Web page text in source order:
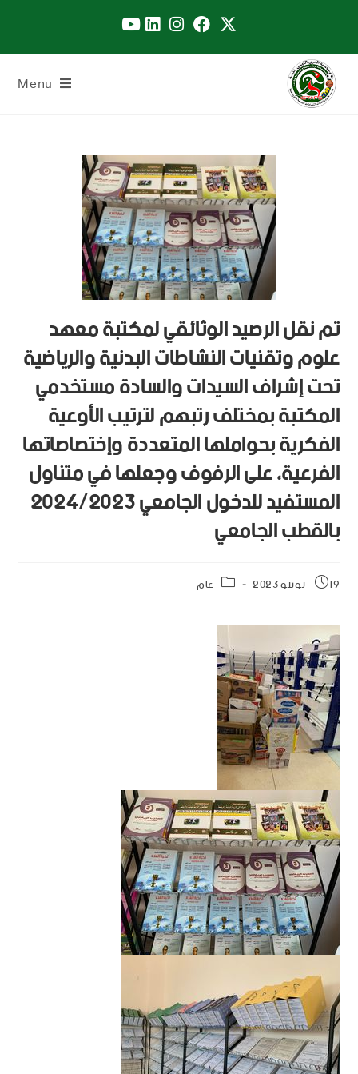
Menu
تم نقل الرصيد الوثائقي لمكتبة معهد
علوم وتقنيات النشاطات البدنية والرياضية
تحت إشراف السيدات والسادة مستخدمي
المكتبة بمختلف رتبهم لترتيب الأوعية
الفكرية بحواملها المتعددة وإختصاصاتها
الفرعية، على الرفوف وجعلها في متناول
المستفيد للدخول الجامعي 2024/2023
بالقطب الجامعي
19 يونيو 2023 عام